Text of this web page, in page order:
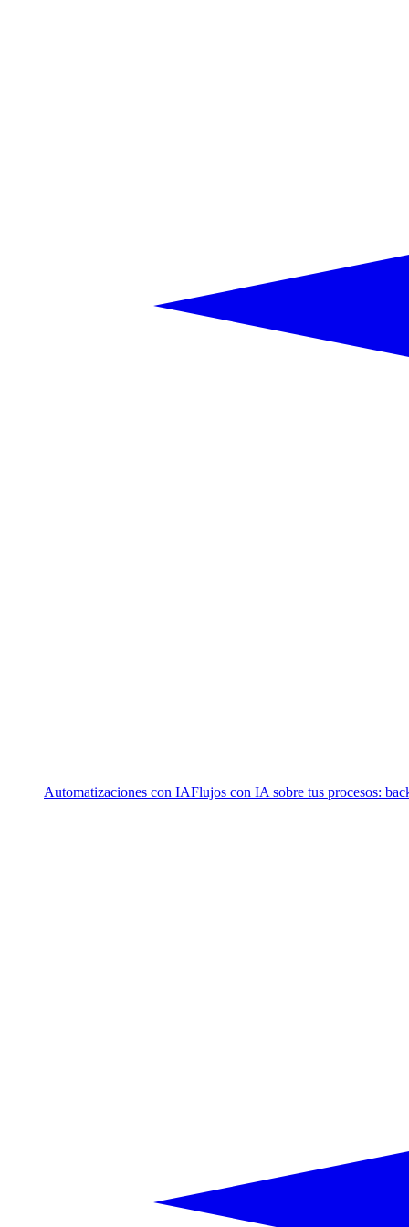
Automatizaciones con IAFlujos con IA sobre tus procesos: